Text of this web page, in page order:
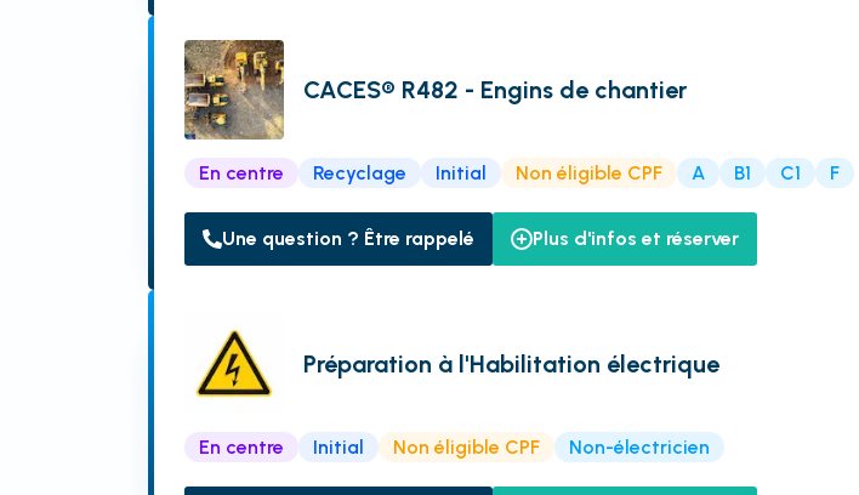
CACES® R482 - Engins de chantier
En centre Recyclage Initial Non éligible CPF A B1 C1 F
Une question ? Être rappelé Plus d'infos et réserver
Préparation à l'Habilitation électrique
En centre Initial Non éligible CPF Non-électricien